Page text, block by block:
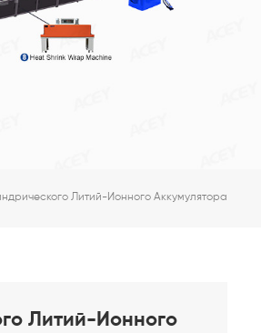
Литий-Ионного Аккумулятора
Литий-Ионного